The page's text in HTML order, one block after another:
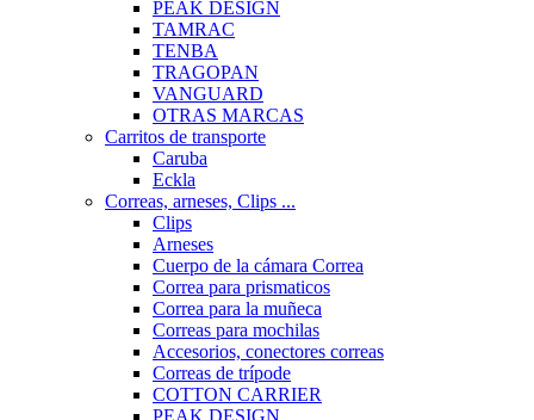
PEAK DESIGN
TAMRAC
TENBA
TRAGOPAN
VANGUARD
OTRAS MARCAS
Carritos de transporte
Caruba
Eckla
Correas, arneses, Clips ...
Clips
Arneses
Cuerpo de la cámara Correa
Correa para prismaticos
Correa para la muñeca
Correas para mochilas
Accesorios, conectores correas
Correas de trípode
COTTON CARRIER
PEAK DESIGN